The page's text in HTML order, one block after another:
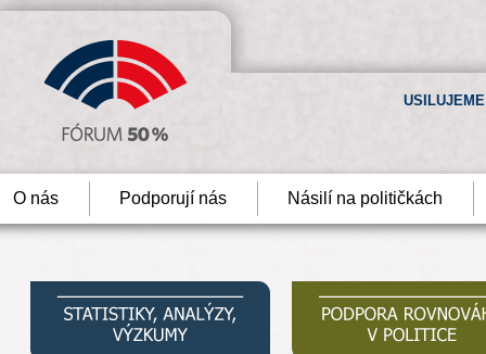
O nás Podporují nás Násilí na političkách